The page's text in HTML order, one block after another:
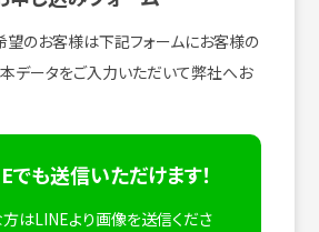
望のお客様は下記フォームにお客様の
データをご入力いただいて弊社へお
も送信いただけます！
はLINEより画像を送信くださ